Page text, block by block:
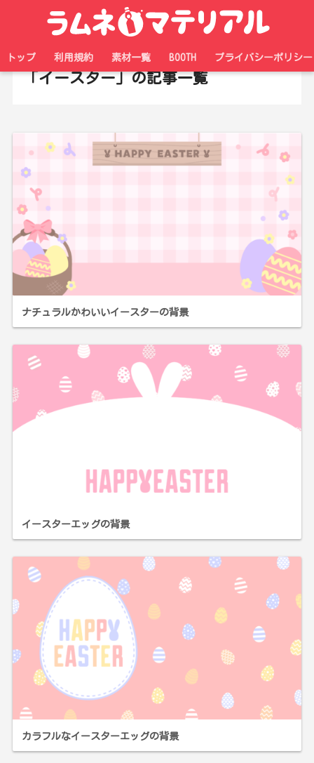
トップ 利用規約 素材一覧 BOOTH プライバシーポリシー
「イースター」の記事一覧
ナチュラルかわいいイースターの背景
イースターエッグの背景
カラフルなイースターエッグの背景